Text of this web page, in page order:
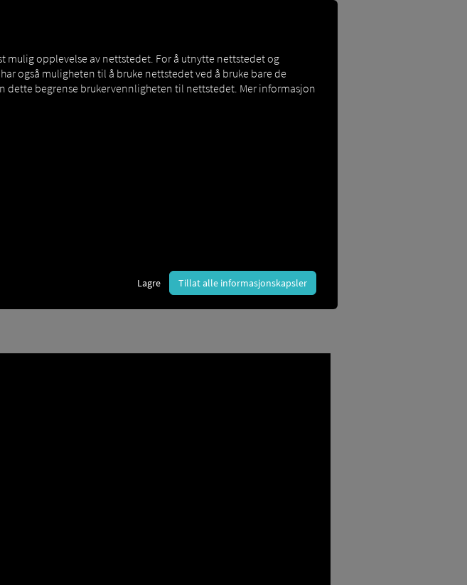
og sjåfører
langs hele forsyningskjeden raskere, tryggere og mer
mulig opplevelse av nettstedet. For å utnytte nettstedet og
også muligheten til å bruke nettstedet ved å bruke bare de
dette begrense brukervennligheten til nettstedet. Mer informasjon
Lagre Tillat alle informasjonskapsler